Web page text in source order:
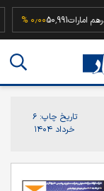
درهم امارات50,991۰٫۰۰ %
تاریخ چاپ:۶
خرداد ۱۴۰۴